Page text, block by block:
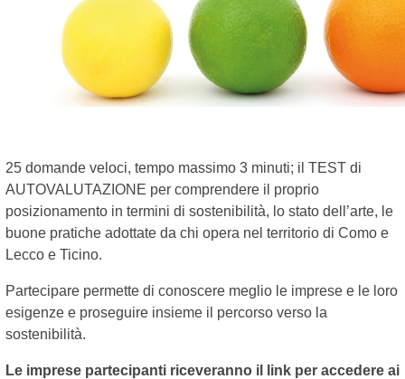
25 domande veloci, tempo massimo 3 minuti; il TEST di
AUTOVALUTAZIONE per comprendere il proprio
posizionamento in termini di sostenibilità, lo stato dell’arte, le
buone pratiche adottate da chi opera nel territorio di Como e
Lecco e Ticino.
Partecipare permette di conoscere meglio le imprese e le loro
esigenze e proseguire insieme il percorso verso la
sostenibilità.
Le imprese partecipanti riceveranno il link per accedere ai